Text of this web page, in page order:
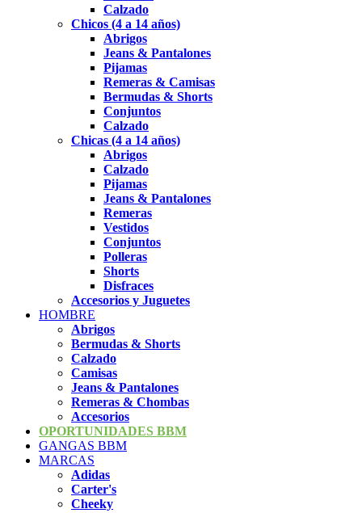
Calzado
Chicos (4 a 14 años)
Abrigos
Jeans & Pantalones
Pijamas
Remeras & Camisas
Bermudas & Shorts
Conjuntos
Calzado
Chicas (4 a 14 años)
Abrigos
Calzado
Pijamas
Jeans & Pantalones
Remeras
Vestidos
Conjuntos
Polleras
Shorts
Disfraces
Accesorios y Juguetes
HOMBRE
Abrigos
Bermudas & Shorts
Calzado
Camisas
Jeans & Pantalones
Remeras & Chombas
Accesorios
OPORTUNIDADES BBM
GANGAS BBM
MARCAS
Adidas
Carter's
Cheeky